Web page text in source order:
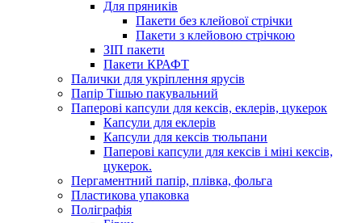
Для пряників
Пакети без клейової стрічки
Пакети з клейовою стрічкою
ЗІП пакети
Пакети КРАФТ
Палички для укріплення ярусів
Папір Тішью пакувальний
Паперові капсули для кексів, еклерів, цукерок
Капсули для еклерів
Капсули для кексів тюльпани
Паперові капсули для кексів і міні кексів,
цукерок.
Пергаментний папір, плівка, фольга
Пластикова упаковка
Поліграфія